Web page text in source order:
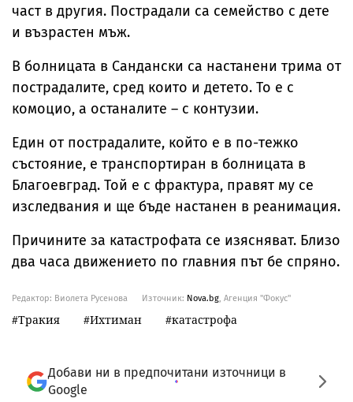
част в другия. Пострадали са семейство с дете
и възрастен мъж.
В болницата в Сандански са настанени трима от
пострадалите, сред които и детето. То е с
комоцио, а останалите – с контузии.
Един от пострадалите, който е в по-тежко
състояние, е транспортиран в болницата в
Благоевград. Той е с фрактура, правят му се
изследвания и ще бъде настанен в реанимация.
Причините за катастрофата се изясняват. Близо
два часа движението по главния път бе спряно.
Редактор: Виолета Русенова Източник: Nova.bg, Агенция "Фокус"
Тракия Ихтиман катастрофа
Добави ни в предпочитани източници в
Google